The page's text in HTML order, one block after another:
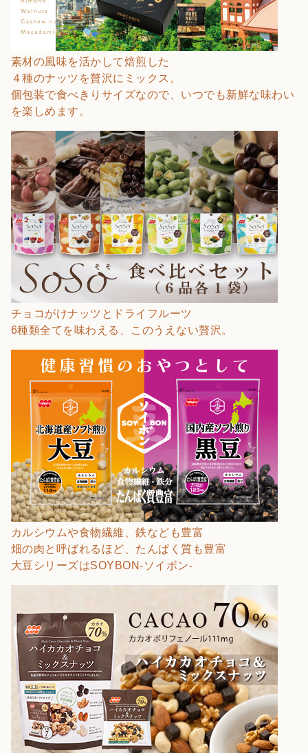
素材の風味を活かして焙煎した
４種のナッツを贅沢にミックス。
個包装で食べきりサイズなので、いつでも新鮮な味わい
を楽しめます。
チョコがけナッツとドライフルーツ
6種類全てを味わえる、このうえない贅沢。
カルシウムや食物繊維、鉄なども豊富
畑の肉と呼ばれるほど、たんぱく質も豊富
大豆シリーズはSOYBON-ソイボン-